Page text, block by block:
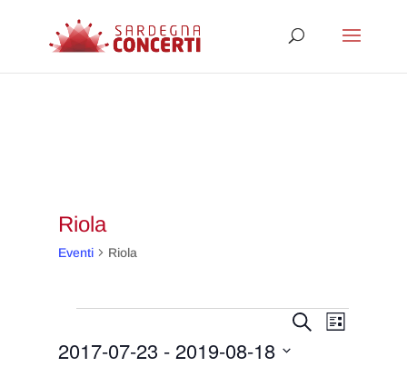
Riola
Eventi Riola
Eventi
Ricerca
CercaEvento
Lista
2017-07-23 - 2019-08-18